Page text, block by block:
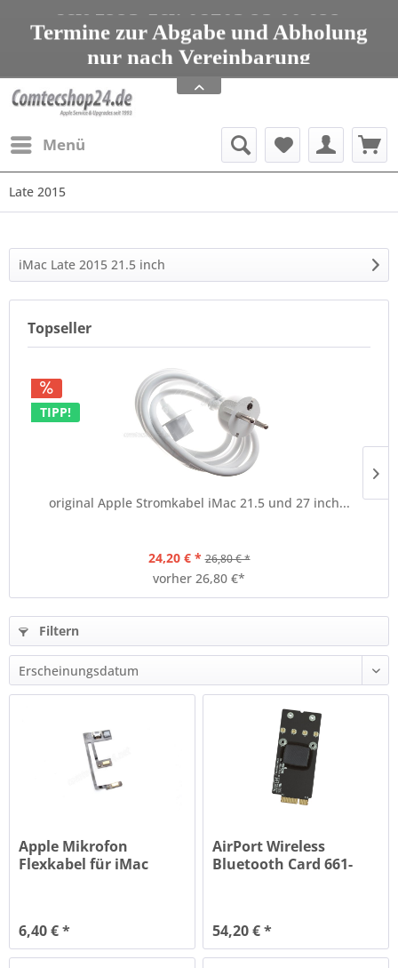
Termine zur Abgabe und Abholung
nur nach Vereinbarung
Apple Service, Upgrades und Zubehör
seit 1993 Tel: 08203 95 00 699
Menü
Late 2015
iMac Late 2015 21.5 inch
Topseller
TIPP!
original Apple Stromkabel iMac 21.5 und 27 inch...
24,20 € * 26,80 € *
vorher 26,80 €*
Filtern
Apple Mikrofon
Flexkabel für iMac
6,40 € *
AirPort Wireless
Bluetooth Card 661-
54,20 € *